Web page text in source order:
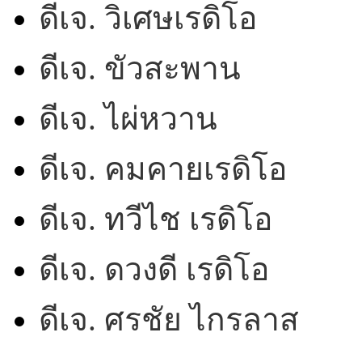
ดีเจ. วิเศษเรดิโอ
ดีเจ. ขัวสะพาน
ดีเจ. ไผ่หวาน
ดีเจ. คมคายเรดิโอ
ดีเจ. ทวีไช เรดิโอ
ดีเจ. ดวงดี เรดิโอ
ดีเจ. ศรชัย ไกรลาส